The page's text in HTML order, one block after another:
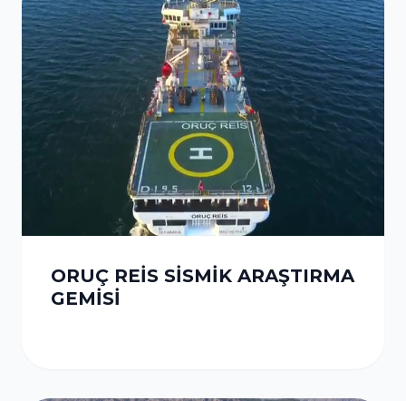
ORUÇ REİS SİSMİK ARAŞTIRMA
GEMİSİ